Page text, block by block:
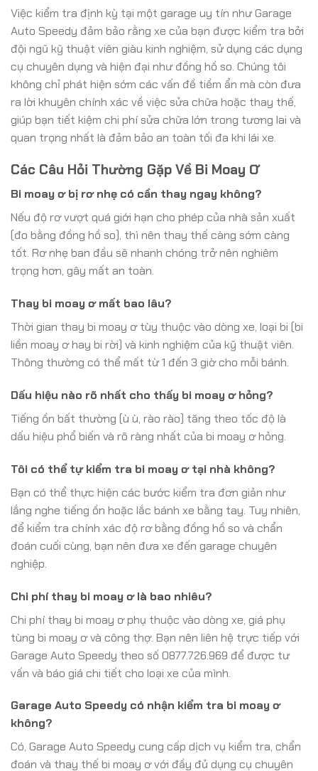
Việc kiểm tra định kỳ tại một garage uy tín như Garage
Auto Speedy đảm bảo rằng xe của bạn được kiểm tra bởi
đội ngũ kỹ thuật viên giàu kinh nghiệm, sử dụng các dụng
cụ chuyên dụng và hiện đại như đồng hồ so. Chúng tôi
không chỉ phát hiện sớm các vấn đề tiềm ẩn mà còn đưa
ra lời khuyên chính xác về việc sửa chữa hoặc thay thế,
giúp bạn tiết kiệm chi phí sửa chữa lớn trong tương lai và
quan trọng nhất là đảm bảo an toàn tối đa khi lái xe.
Các Câu Hỏi Thường Gặp Về Bi Moay Ơ
Bi moay ơ bị rơ nhẹ có cần thay ngay không?
Nếu độ rơ vượt quá giới hạn cho phép của nhà sản xuất
(đo bằng đồng hồ so), thì nên thay thế càng sớm càng
tốt. Rơ nhẹ ban đầu sẽ nhanh chóng trở nên nghiêm
trọng hơn, gây mất an toàn.
Thay bi moay ơ mất bao lâu?
Thời gian thay bi moay ơ tùy thuộc vào dòng xe, loại bi (bi
liền moay ơ hay bi rời) và kinh nghiệm của kỹ thuật viên.
Thông thường có thể mất từ 1 đến 3 giờ cho mỗi bánh.
Dấu hiệu nào rõ nhất cho thấy bi moay ơ hỏng?
Tiếng ồn bất thường (ù ù, rào rào) tăng theo tốc độ là
dấu hiệu phổ biến và rõ ràng nhất của bi moay ơ hỏng.
Tôi có thể tự kiểm tra bi moay ơ tại nhà không?
Bạn có thể thực hiện các bước kiểm tra đơn giản như
lắng nghe tiếng ồn hoặc lắc bánh xe bằng tay. Tuy nhiên,
để kiểm tra chính xác độ rơ bằng đồng hồ so và chẩn
đoán cuối cùng, bạn nên đưa xe đến garage chuyên
nghiệp.
Chi phí thay bi moay ơ là bao nhiêu?
Chi phí thay bi moay ơ phụ thuộc vào dòng xe, giá phụ
tùng bi moay ơ và công thợ. Bạn nên liên hệ trực tiếp với
Garage Auto Speedy theo số 0877.726.969 để được tư
vấn và báo giá chi tiết cho loại xe của mình.
Garage Auto Speedy có nhận kiểm tra bi moay ơ
không?
Có, Garage Auto Speedy cung cấp dịch vụ kiểm tra, chẩn
đoán và thay thế bi moay ơ với đầy đủ dụng cụ chuyên